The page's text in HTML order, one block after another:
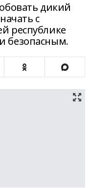
дикий
с
республике
безопасным.